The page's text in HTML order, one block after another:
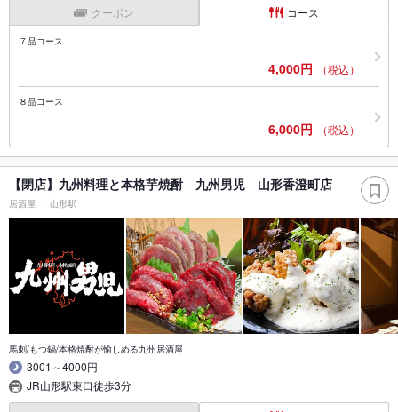
クーポン コース
７品コース
4,000円 （税込）
８品コース
6,000円 （税込）
【閉店】九州料理と本格芋焼酎 九州男児 山形香澄町店
居酒屋 山形駅
馬刺/もつ鍋/本格焼酎が愉しめる九州居酒屋
3001～4000円
JR山形駅東口徒歩3分